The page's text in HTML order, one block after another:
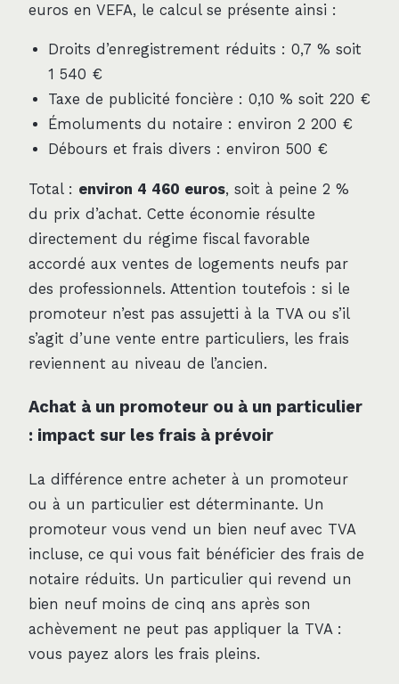
euros en VEFA, le calcul se présente ainsi :
Droits d’enregistrement réduits : 0,7 % soit
1 540 €
Taxe de publicité foncière : 0,10 % soit 220 €
Émoluments du notaire : environ 2 200 €
Débours et frais divers : environ 500 €
Total : environ 4 460 euros, soit à peine 2 %
du prix d’achat. Cette économie résulte
directement du régime fiscal favorable
accordé aux ventes de logements neufs par
des professionnels. Attention toutefois : si le
promoteur n’est pas assujetti à la TVA ou s’il
s’agit d’une vente entre particuliers, les frais
reviennent au niveau de l’ancien.
Achat à un promoteur ou à un particulier
: impact sur les frais à prévoir
La différence entre acheter à un promoteur
ou à un particulier est déterminante. Un
promoteur vous vend un bien neuf avec TVA
incluse, ce qui vous fait bénéficier des frais de
notaire réduits. Un particulier qui revend un
bien neuf moins de cinq ans après son
achèvement ne peut pas appliquer la TVA :
vous payez alors les frais pleins.